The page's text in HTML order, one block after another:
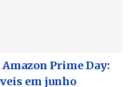
Prime Day:
em junho